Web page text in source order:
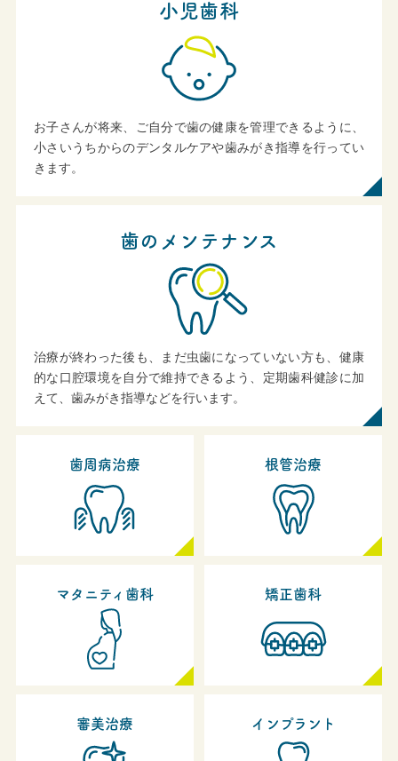
小児歯科
お子さんが将来、ご自分で歯の健康を管理できるように、
小さいうちからのデンタルケアや歯みがき指導を行ってい
きます。
歯のメンテナンス
治療が終わった後も、まだ虫歯になっていない方も、健康
的な口腔環境を自分で維持できるよう、定期歯科健診に加
えて、歯みがき指導などを行います。
歯周病治療 根管治療
マタニティ歯科 矯正歯科
審美治療 インプラント